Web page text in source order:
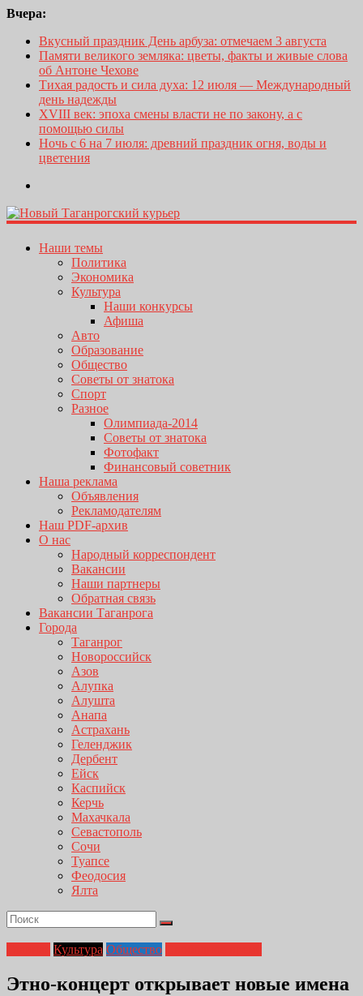
Вчера:
Вкусный праздник День арбуза: отмечаем 3 августа
Памяти великого земляка: цветы, факты и живые слова
об Антоне Чехове
Тихая радость и сила духа: 12 июля — Международный
день надежды
XVIII век: эпоха смены власти не по закону, а с
помощью силы
Ночь с 6 на 7 июля: древний праздник огня, воды и
цветения
Наши темы
Политика
Экономика
Культура
Наши конкурсы
Афиша
Авто
Образование
Общество
Советы от знатока
Спорт
Разное
Олимпиада-2014
Советы от знатока
Фотофакт
Финансовый советник
Наша реклама
Объявления
Рекламодателям
Наш PDF-архив
О нас
Народный корреспондент
Вакансии
Наши партнеры
Обратная связь
Вакансии Таганрога
Города
Таганрог
Новороссийск
Азов
Алупка
Алушта
Анапа
Астрахань
Геленджик
Дербент
Ейск
Каспийск
Керчь
Махачкала
Севастополь
Сочи
Туапсе
Феодосия
Ялта
Культура Общество
Этно-концерт открывает новые имена